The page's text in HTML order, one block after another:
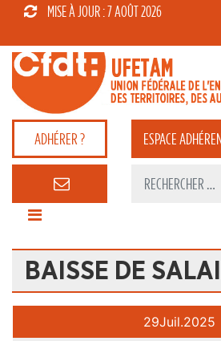
MISE À JOUR : 7 AOÛT 2026
ADHÉRER ? ESPACE
BAISSE DE
29Juil.2025